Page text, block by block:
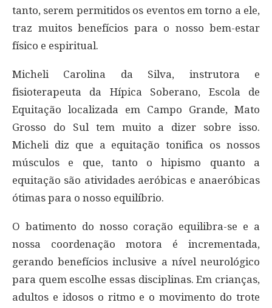
tanto, serem permitidos os eventos em torno a ele,
traz muitos benefícios para o nosso bem-estar
físico e espiritual.
Micheli Carolina da Silva, instrutora e
fisioterapeuta da Hípica Soberano, Escola de
Equitação localizada em Campo Grande, Mato
Grosso do Sul tem muito a dizer sobre isso.
Micheli diz que a equitação tonifica os nossos
músculos e que, tanto o hipismo quanto a
equitação são atividades aeróbicas e anaeróbicas
ótimas para o nosso equilíbrio.
O batimento do nosso coração equilibra-se e a
nossa coordenação motora é incrementada,
gerando benefícios inclusive a nível neurológico
para quem escolhe essas disciplinas. Em crianças,
adultos e idosos o ritmo e o movimento do trote